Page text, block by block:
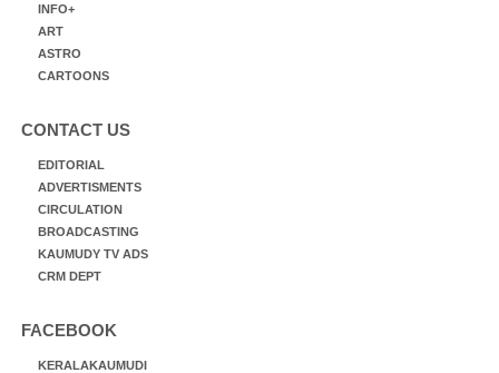
INFO+
ART
ASTRO
CARTOONS
CONTACT US
EDITORIAL
ADVERTISMENTS
CIRCULATION
BROADCASTING
KAUMUDY TV ADS
CRM DEPT
FACEBOOK
KERALAKAUMUDI